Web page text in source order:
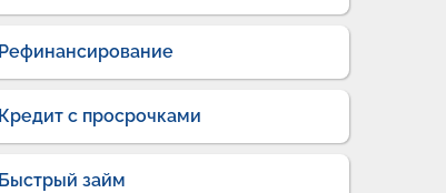
Рефинансирование
Кредит с просрочками
Быстрый займ